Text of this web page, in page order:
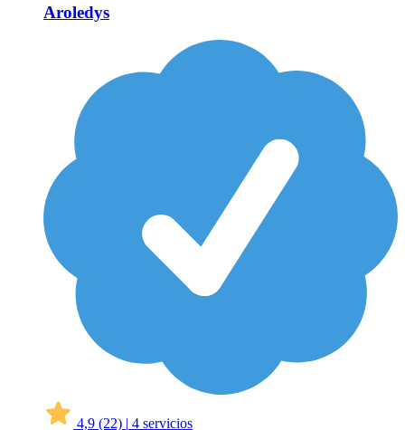
Aroledys
4,9 (22) | 4 servicios